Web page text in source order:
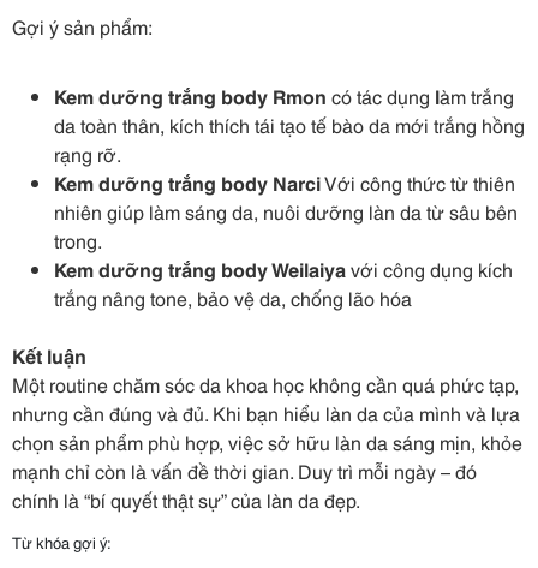
Gợi ý sản phẩm:
Kem dưỡng trắng body Rmon có tác dụng làm trắng
da toàn thân, kích thích tái tạo tế bào da mới trắng hồng
rạng rỡ.
Kem dưỡng trắng body NarciVới công thức từ thiên
nhiên giúp làm sáng da, nuôi dưỡng làn da từ sâu bên
trong.
Kem dưỡng trắng body Weilaiyavới công dụng kích
trắng nâng tone, bảo vệ da, chống lão hóa
Kết luận
Một routine chăm sóc da khoa học không cần quá phức tạp,
nhưng cần đúng và đủ. Khi bạn hiểu làn da của mình và lựa
chọn sản phẩm phù hợp, việc sở hữu làn da sáng mịn, khỏe
mạnh chỉ còn là vấn đề thời gian. Duy trì mỗi ngày – đó
chính là “bí quyết thật sự” của làn da đẹp.
Từ khóa gợi ý: